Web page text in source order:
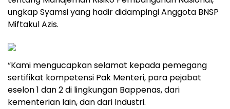
ungkap Syamsi yang hadir didampingi Anggota BNSP
Miftakul Azis.
“Kami mengucapkan selamat kepada pemegang
sertifikat kompetensi Pak Menteri, para pejabat
eselon 1 dan 2 di lingkungan Bappenas, dari
kementerian lain, dan dari Industri.